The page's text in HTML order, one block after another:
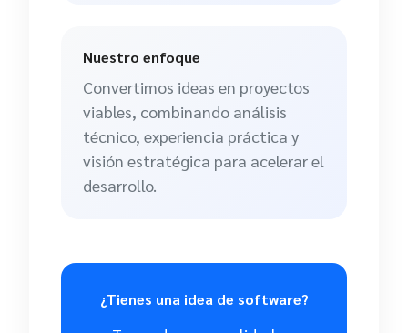
Nuestro enfoque
Convertimos ideas en proyectos
viables, combinando análisis
técnico, experiencia práctica y
visión estratégica para acelerar el
desarrollo.
¿Tienes una idea de software?